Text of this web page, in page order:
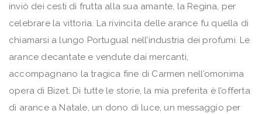
inviò dei cesti di frutta alla sua amante, la Regina, per
celebrare la vittoria. La rivincita delle arance fu quella di
chiamarsi a lungo Portugual nell’industria dei profumi. Le
arance decantate e vendute dai mercanti,
accompagnano la tragica fine di Carmen nell’omonima
opera di Bizet. Di tutte le storie, la mia preferita è l’offerta
di arance a Natale, un dono di luce, un messaggio per